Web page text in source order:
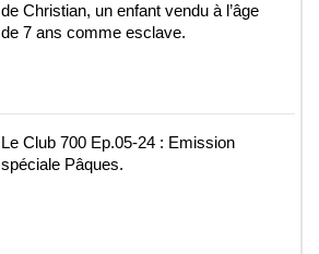
de Christian, un enfant vendu à l’âge
de 7 ans comme esclave.
Le Club 700 Ep.05-24 : Emission
spéciale Pâques.